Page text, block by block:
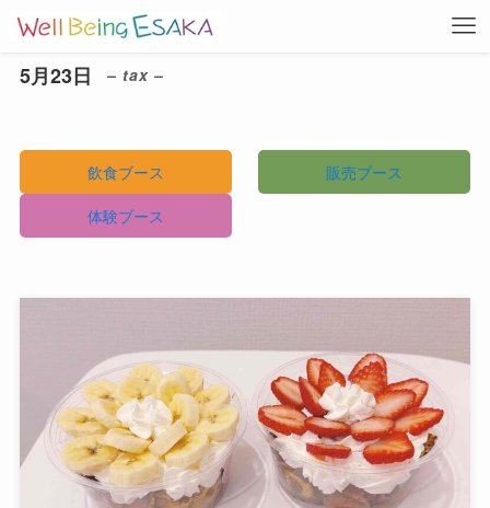
5月23日 – tax –
飲食ブース
販売ブース
体験ブース